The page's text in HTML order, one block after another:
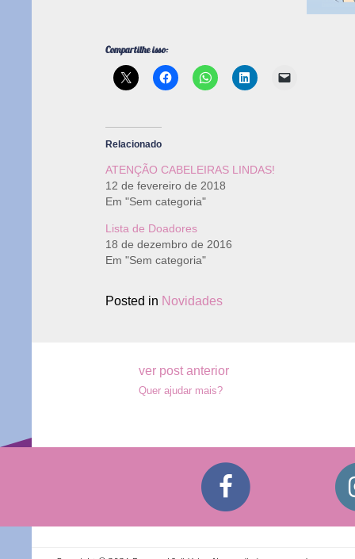
Compartilhe isso:
Relacionado
ATENÇÃO CABELEIRAS LINDAS!
12 de fevereiro de 2018
Em "Sem categoria"
Lista de Doadores
18 de dezembro de 2016
Em "Sem categoria"
Posted in Novidades
Post
ver post anterior
Quer ajudar mais?